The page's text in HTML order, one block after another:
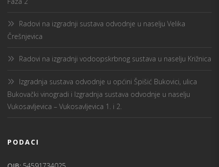
Radovi na izgradnji sustava odvodnje u naselju Velika
Črešnjevica
Radovi na izgradnji vodoopskrbnog sustava u naselju Križnica
Izgradnja sustava odvodnje u općini Špišić Bukovici, ulica
Bukovački vinogradi i Izgradnja sustava odvodnje u naselju
Vukosavljevica – Vukosavljevica 1. i 2.
PODACI